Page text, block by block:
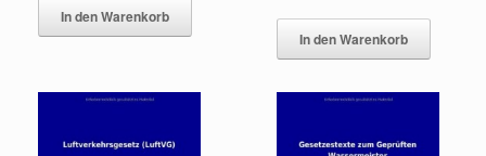
In den Warenkorb
In den Warenkorb